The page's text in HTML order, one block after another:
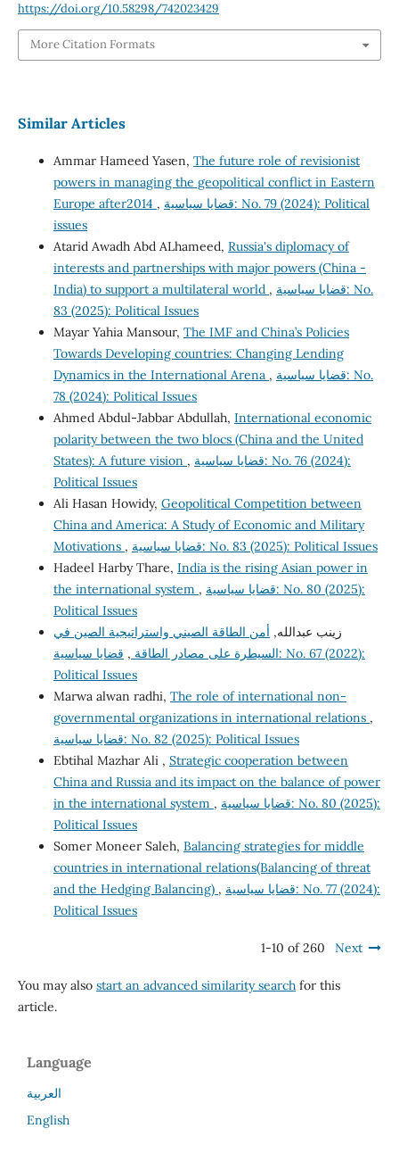
https://doi.org/10.58298/742023429
More Citation Formats
Similar Articles
Ammar Hameed Yasen, The future role of revisionist
powers in managing the geopolitical conflict in Eastern
Europe after2014 , قضايا سياسية: No. 79 (2024): Political
issues
Atarid Awadh Abd ALhameed, Russia's diplomacy of
interests and partnerships with major powers (China -
India) to support a multilateral world , قضايا سياسية: No.
83 (2025): Political Issues
Mayar Yahia Mansour, The IMF and China’s Policies
Towards Developing countries: Changing Lending
Dynamics in the International Arena , قضايا سياسية: No.
78 (2024): Political Issues
Ahmed Abdul-Jabbar Abdullah, International economic
polarity between the two blocs (China and the United
States): A future vision , قضايا سياسية: No. 76 (2024):
Political Issues
Ali Hasan Howidy, Geopolitical Competition between
China and America: A Study of Economic and Military
Motivations ,
قضايا سياسية: No. 83 (2025): Political Issues
Hadeel Harby Thare, India is the rising Asian power in
the international system , قضايا سياسية: No. 80 (2025):
Political Issues
زينب عبدالله, أمن الطاقة الصيني واستراتيجية الصين في
السيطرة على مصادر الطاقة , قضايا سياسية: No. 67 (2022):
Political Issues
Marwa alwan radhi, The role of international non-
governmental organizations in international relations ,
قضايا سياسية: No. 82 (2025): Political Issues
Ebtihal Mazhar Ali , Strategic cooperation between
China and Russia and its impact on the balance of power
in the international system , قضايا سياسية: No. 80 (2025):
Political Issues
Somer Moneer Saleh, Balancing strategies for middle
countries in international relations(Balancing of threat
and the Hedging Balancing) , قضايا سياسية: No. 77 (2024):
Political Issues
1-10 of 260 Next
You may also start an advanced similarity searchfor this
article.
Language
العربية
English